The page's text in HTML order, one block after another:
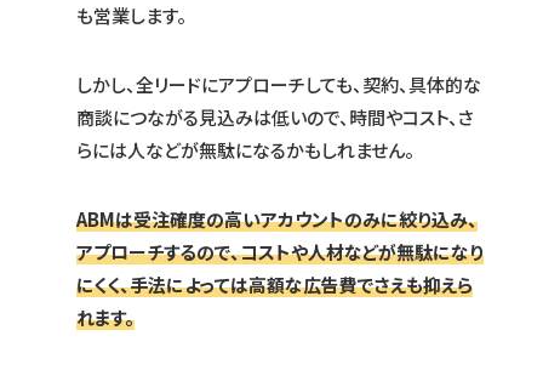
も営業します。
しかし、全リードにアプローチしても、契約、具体的な
商談につながる見込みは低いので、時間やコスト、さ
らには人などが無駄になるかもしれません。
ABMは受注確度の高いアカウントのみに絞り込み、
アプローチするので、コストや人材などが無駄になり
にくく、手法によっては高額な広告費でさえも抑えら
れます。